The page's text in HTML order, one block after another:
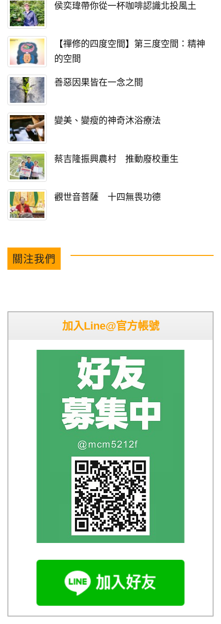
侯奕瑋帶你從一杯咖啡認識北投風土
【禪修的四度空間】第三度空間：精神
的空間
善惡因果皆在一念之間
變美、變瘦的神奇沐浴療法
蔡吉隆振興農村 推動廢校重生
觀世音菩薩 十四無畏功德
關注我們
加入Line@官方帳號